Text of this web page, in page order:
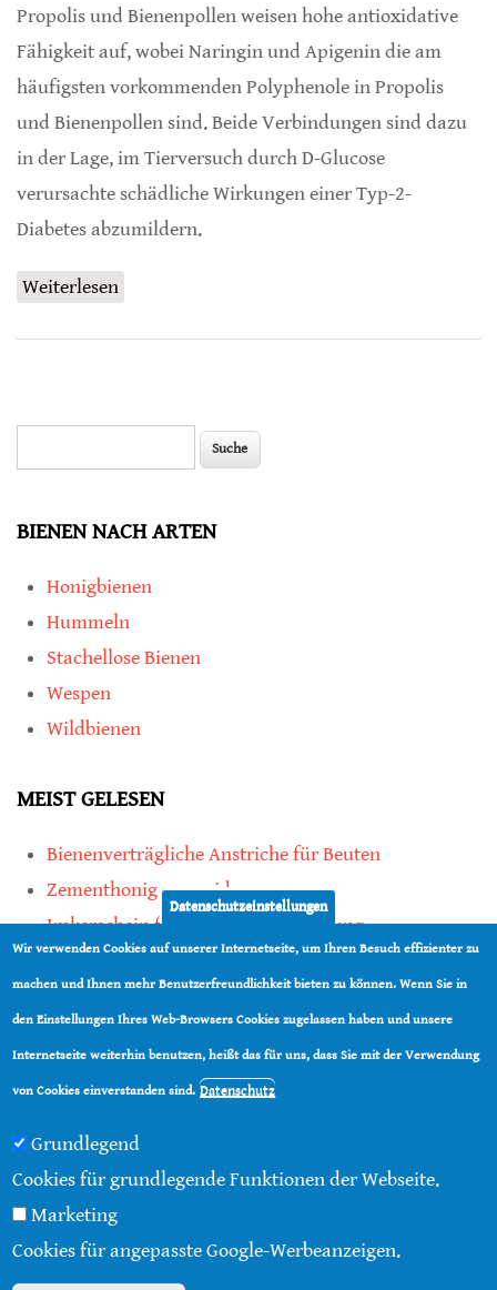
Propolis und Bienenpollen weisen hohe antioxidative
Fähigkeit auf, wobei Naringin und Apigenin die am
häufigsten vorkommenden Polyphenole in Propolis
und Bienenpollen sind. Beide Verbindungen sind dazu
in der Lage, im Tierversuch durch D-Glucose
verursachte schädliche Wirkungen einer Typ-2-
Diabetes abzumildern.
Weiterlesen
BIENEN NACH ARTEN
Honigbienen
Hummeln
Stachellose Bienen
Wespen
Wildbienen
MEIST GELESEN
Bienenverträgliche Anstriche für Beuten
Zementhonig vermeiden
Imkerschein für Honigbienen-Haltung
Kauf von Mittelwänden ist Vertrauenssache
teilen
Datenschutzeinstellungen
Wir verwenden Cookies auf unserer Internetseite, um Ihren Besuch effizienter zu
machen und Ihnen mehr Benutzerfreundlichkeit bieten zu können. Wenn Sie in
den Einstellungen Ihres Web-Browsers Cookies zugelassen haben und unsere
Internetseite weiterhin benutzen, heißt das für uns, dass Sie mit der Verwendung
von Cookies einverstanden sind. Datenschutz
Grundlegend
Cookies für grundlegende Funktionen der Webseite.
Marketing
Cookies für angepasste Google-Werbeanzeigen.